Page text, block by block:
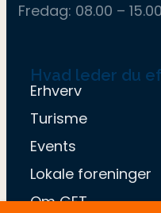
Fredag: ​08.00 – 15.00
Hvad leder du
Erhverv
Turisme
Events
Lokale foreninger
Om GET